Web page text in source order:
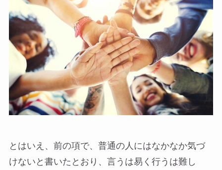
とはいえ、前の項で、普通の人にはなかなか気づ
けないと書いたとおり、言うは易く行うは難し